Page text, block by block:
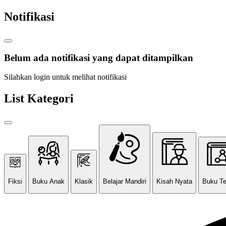
Notifikasi
Belum ada notifikasi yang dapat ditampilkan
Silahkan login untuk melihat notifikasi
List Kategori
Fiksi Buku Anak Klasik Belajar Mandiri Kisah Nyata Buku